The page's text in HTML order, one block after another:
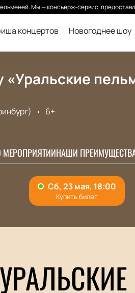
Мы — консьерж-сервис,
концертов Новогоднее шоу
6+
МЕРОПРИЯТИИНАШИ